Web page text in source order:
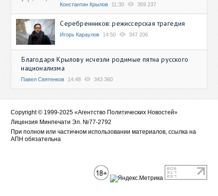
Константин Крылов 11:30 359 237
Серебренников: режиссерская трагедия
Игорь Караулов 14:50 347 206
Благодаря Крылову исчезли родимые пятна русского
национализма
Павел Святенков 14:48 343 360
Copyright © 1999-2025 «Агентство Политических Новостей»
Лицензия Минпечати Эл. №77-2792
При полном или частичном использовании материалов, ссылка на
АПН обязательна